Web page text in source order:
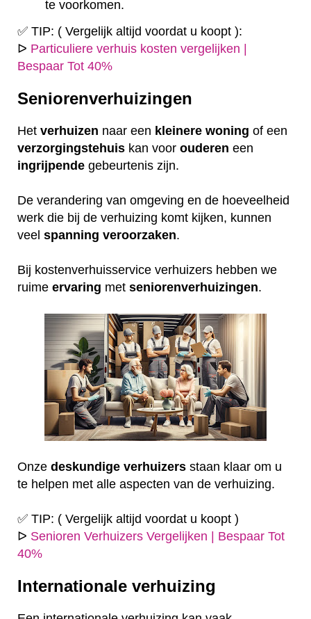
te voorkomen.
✅ TIP: ( Vergelijk altijd voordat u koopt ):
ᐅ Particuliere verhuis kosten vergelijken |
Bespaar Tot 40%
Seniorenverhuizingen
Het verhuizen naar een kleinere woning of een
verzorgingstehuis kan voor ouderen een
ingrijpende gebeurtenis zijn.
De verandering van omgeving en de hoeveelheid
werk die bij de verhuizing komt kijken, kunnen
veel spanning veroorzaken.
Bij kostenverhuisservice verhuizers hebben we
ruime ervaring met seniorenverhuizingen.
Onze deskundige verhuizers staan klaar om u
te helpen met alle aspecten van de verhuizing.
✅ TIP: ( Vergelijk altijd voordat u koopt )
ᐅ Senioren Verhuizers Vergelijken | Bespaar Tot
40%
Internationale verhuizing